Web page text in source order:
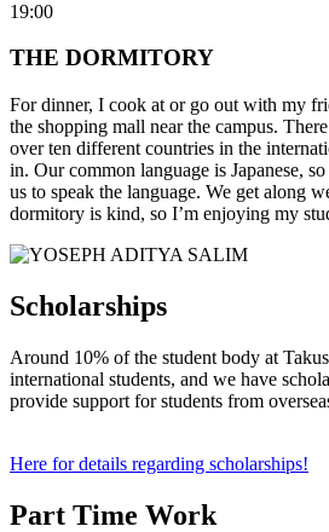
19:00
THE DORMITORY
For dinner, I cook at or go out with my
the shopping mall near the campus.
over ten different countries in the
in. Our common language is Japanese,
us to speak the language. We get along
dormitory is kind, so I’m enjoying my
Scholarships
Around 10% of the student body at
international students, and we have
provide support for students from
Here for details regarding scholarships!
Part Time Work